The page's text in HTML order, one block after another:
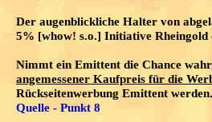
Der augenblickliche Halter von
5% [whow! s.o.] Initiative Rheingold
Nimmt ein Emittent die Chance
angemessener Kaufpreis für die
Rückseitenwerbung Emittent werden.
Quelle - Punkt 8